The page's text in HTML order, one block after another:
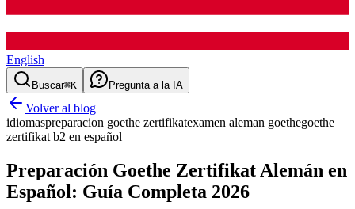
English
Buscar⌘K Pregunta a la IA
Volver al blog
idiomaspreparacion goethe zertifikatexamen aleman goethegoethe
zertifikat b2 en español
Preparación Goethe Zertifikat Alemán en
Español: Guía Completa 2026